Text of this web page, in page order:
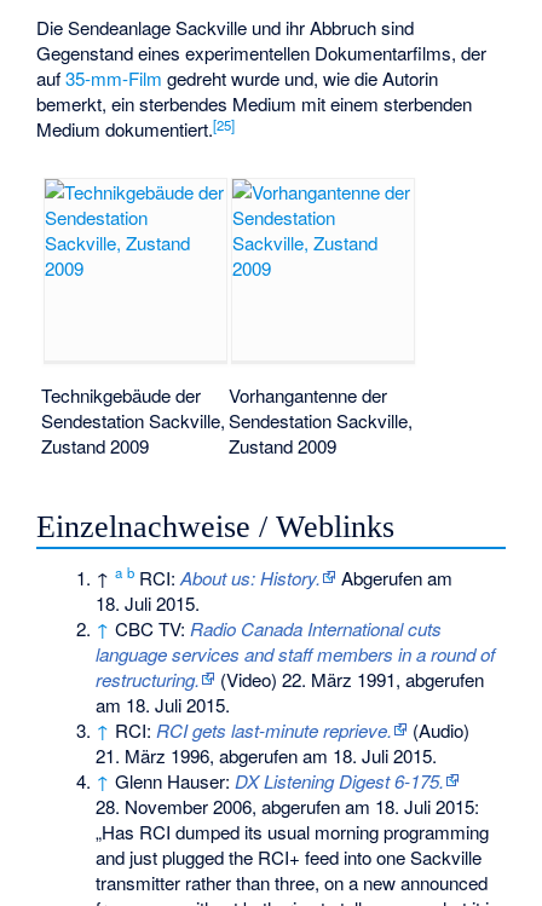
Die Sendeanlage Sackville und ihr Abbruch sind
Gegenstand eines experimentellen Dokumentarfilms, der
auf35-mm-Film gedreht wurde und, wie die Autorin
bemerkt, ein sterbendes Medium mit einem sterbenden
Medium dokumentiert.[25]
Technikgebäude der
Sendestation Sackville,
Zustand 2009
Vorhangantenne der
Sendestation Sackville,
Zustand 2009
Einzelnachweise / Weblinks
↑a b RCI:About us: History.
Abgerufen am
18. Juli 2015.
↑ CBC TV: Radio Canada International cuts
language services and staff members in a round of
restructuring.
(Video) 22. März 1991, abgerufen
am 18. Juli 2015.
↑ RCI: RCI gets last-minute reprieve.
(Audio)
21. März 1996, abgerufen am 18. Juli 2015.
↑ Glenn Hauser: DX Listening Digest 6-175.
28. November 2006, abgerufen am 18. Juli 2015:
„Has RCI dumped its usual morning programming
and just plugged the RCI+ feed into one Sackville
transmitter rather than three, on a new announced